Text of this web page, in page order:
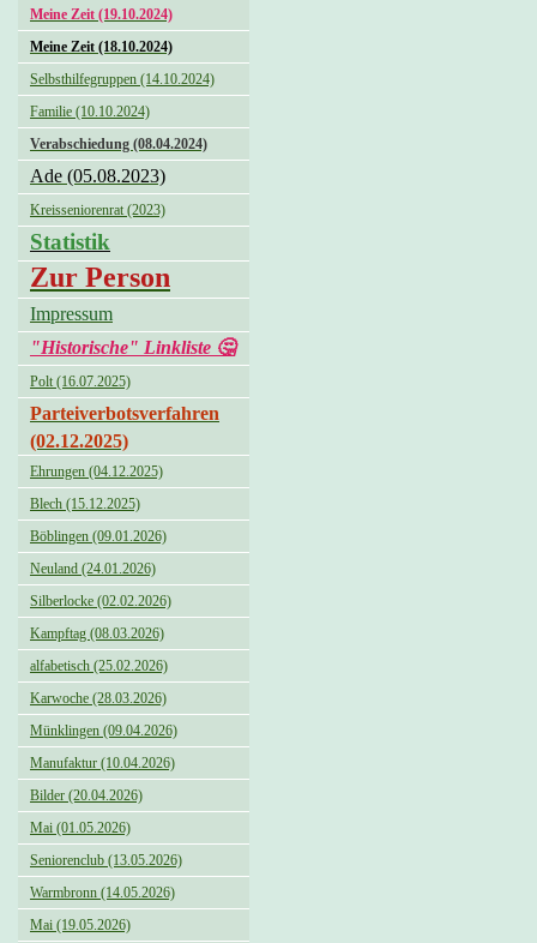
Meine Zeit (19.10.2024)
Meine Zeit (18.10.2024)
Selbsthilfegruppen (14.10.2024)
Familie (10.10.2024)
Verabschiedung (08.04.2024)
Ade (05.08.2023)
Kreisseniorenrat (2023)
Statistik
Zur Person
Impressum
"Historische" Linkliste 🤔
Polt (16.07.2025)
Parteiverbotsverfahren
(02.12.2025)
Ehrungen (04.12.2025)
Blech (15.12.2025)
Böblingen (09.01.2026)
Neuland (24.01.2026)
Silberlocke (02.02.2026)
Kampftag (08.03.2026)
alfabetisch (25.02.2026)
Karwoche (28.03.2026)
Münklingen (09.04.2026)
Manufaktur (10.04.2026)
Bilder (20.04.2026)
Mai (01.05.2026)
Seniorenclub (13.05.2026)
Warmbronn (14.05.2026)
Mai (19.05.2026)